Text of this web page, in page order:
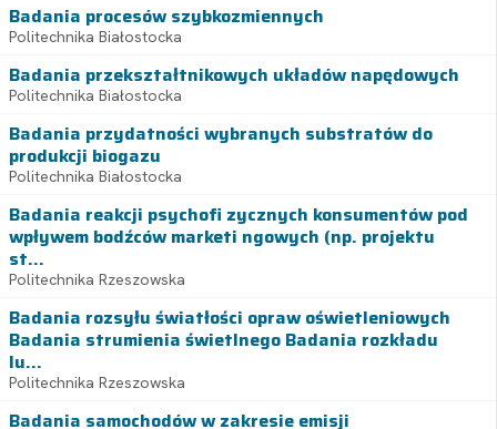
Badania procesów szybkozmiennych
Politechnika Białostocka
Badania przekształtnikowych układów napędowych
Politechnika Białostocka
Badania przydatności wybranych substratów do
produkcji biogazu
Politechnika Białostocka
Badania reakcji psychofi zycznych konsumentów pod
wpływem bodźców marketi ngowych (np. projektu
st...
Politechnika Rzeszowska
Badania rozsyłu światłości opraw oświetleniowych
Badania strumienia świetlnego Badania rozkładu
lu...
Politechnika Rzeszowska
Badania samochodów w zakresie emisji